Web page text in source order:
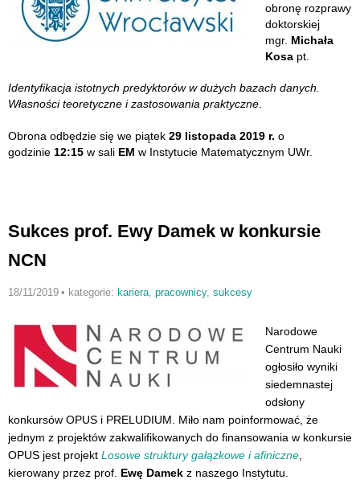
obronę rozprawy
doktorskiej
mgr. Michała
Kosa pt.
Identyfikacja istotnych predyktorów w dużych bazach danych.
Własności teoretyczne i zastosowania praktyczne
Obrona odbędzie się we piątek 29 listopada 2019 r. o
godzinie 12:15 w sali EM w Instytucie Matematycznym UWr.
Sukces prof. Ewy Damek w konkursie
NCN
18/11/2019 • kategorie: kariera, pracownicy, sukcesy
Narodowe
Centrum Nauki
ogłosiło wyniki
siedemnastej
odsłony
konkursów OPUS i PRELUDIUM. Miło nam poinformować, że
jednym z projektów zakwalifikowanych do finansowania w konkursie
OPUS jest projekt Losowe struktury gałązkowe i afiniczne,
kierowany przez prof. Ewę Damek z naszego Instytutu.